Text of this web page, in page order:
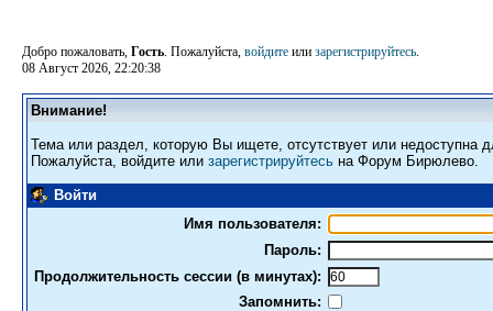
Добро пожаловать, Гость. Пожалуйста, войдите или зарегистрируйтесь.
08 Август 2026, 22:20:38
Внимание!
Тема или раздел, которую Вы ищете, отсутствует или недоступна
Пожалуйста, войдите или зарегистрируйтесь на Форум Бирюлево.
Войти
Имя пользователя:
Пароль:
Продолжительность сессии (в минутах):
Запомнить: